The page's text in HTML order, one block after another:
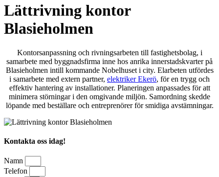
Lättrivning kontor
Blasieholmen
Kontorsanpassning och rivningsarbeten till fastighetsbolag, i
samarbete med byggnadsfirma inne hos anrika innerstadskvarter på
Blasieholmen intill kommande Nobelhuset i city. Elarbeten utfördes
i samarbete med extern partner, elektriker Ekerö, för en trygg och
effektiv hantering av installationer. Planeringen anpassades för att
minimera störningar i den omgivande miljön. Samordning skedde
löpande med beställare och entreprenörer för smidiga avstämningar.
Kontakta oss idag!
Namn
Telefon